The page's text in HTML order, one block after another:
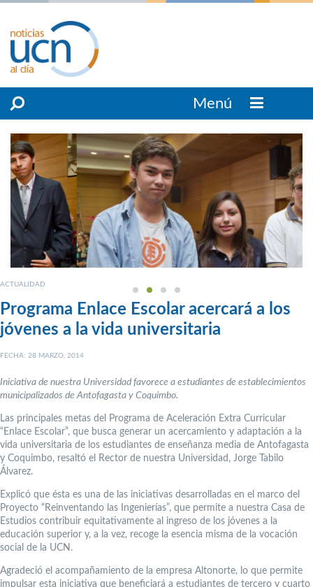
Menú
ACTUALIDAD
Programa Enlace Escolar acercará a los
jóvenes a la vida universitaria
FECHA: 28 MARZO, 2014
Iniciativa de nuestra Universidad favorece a estudiantes de establecimientos
municipalizados de Antofagasta y Coquimbo.
Las principales metas del Programa de Aceleración Extra Curricular
“Enlace Escolar”, que busca generar un acercamiento y adaptación a la
vida universitaria de los estudiantes de enseñanza media de Antofagasta
y Coquimbo, resaltó el Rector de nuestra Universidad, Jorge Tabilo
Álvarez.
Explicó que ésta es una de las iniciativas desarrolladas en el marco del
Proyecto “Reinventando las Ingenierías”, que permite a nuestra Casa de
Estudios contribuir equitativamente al ingreso de los jóvenes a la
educación superior y, a la vez, recoge la esencia misma de la vocación
social de la UCN.
Agradeció el acompañamiento de la empresa Altonorte, lo que permite
impulsar esta iniciativa que beneficiará a estudiantes de tercero y cuarto